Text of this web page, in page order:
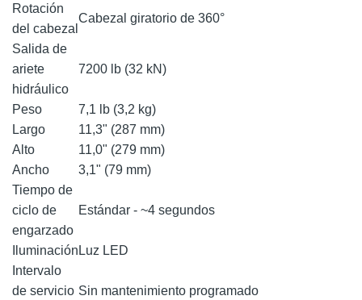
Rotación
del cabezal
Cabezal giratorio de 360°
Salida de
ariete
hidráulico
7200 lb (32 kN)
Peso
7,1 lb (3,2 kg)
Largo
11,3" (287 mm)
Alto
11,0" (279 mm)
Ancho
3,1" (79 mm)
Tiempo de
ciclo de
engarzado
Estándar - ~4 segundos
Iluminación Luz LED
Intervalo
de servicio Sin mantenimiento programado